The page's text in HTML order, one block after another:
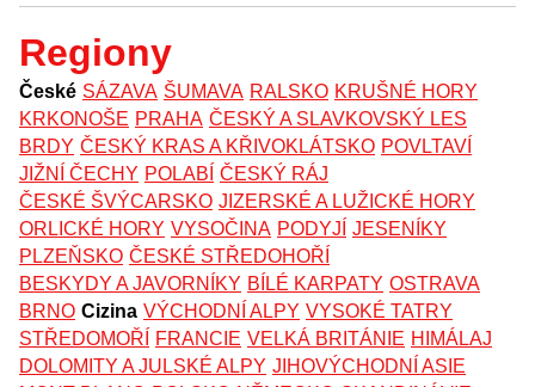
Regiony
České SÁZAVA ŠUMAVA RALSKO KRUŠNÉ HORY
KRKONOŠE PRAHA ČESKÝ A SLAVKOVSKÝ LES
BRDY ČESKÝ KRAS A KŘIVOKLÁTSKO POVLTAVÍ
JIŽNÍ ČECHY POLABÍ ČESKÝ RÁJ
ČESKÉ ŠVÝCARSKO JIZERSKÉ A LUŽICKÉ HORY
ORLICKÉ HORY VYSOČINA PODYJÍ JESENÍKY
PLZEŇSKO ČESKÉ STŘEDOHOŘÍ
BESKYDY A JAVORNÍKY BÍLÉ KARPATY OSTRAVA
BRNO Cizina VÝCHODNÍ ALPY VYSOKÉ TATRY
STŘEDOMOŘÍ
FRANCIE VELKÁ BRITÁNIE HIMÁLAJ
DOLOMITY A JULSKÉ ALPY JIHOVÝCHODNÍ ASIE